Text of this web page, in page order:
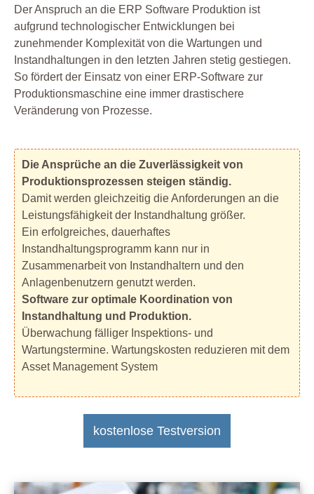
Der Anspruch an die ERP Software Produktion ist
aufgrund technologischer Entwicklungen bei
zunehmender Komplexität von die Wartungen und
Instandhaltungen in den letzten Jahren stetig gestiegen.
So fördert der Einsatz von einer ERP-Software zur
Produktionsmaschine eine immer drastischere
Veränderung von Prozesse.
Die Ansprüche an die Zuverlässigkeit von
Produktionsprozessen steigen ständig.
Damit werden gleichzeitig die Anforderungen an die
Leistungsfähigkeit der Instandhaltung größer.
Ein erfolgreiches, dauerhaftes
Instandhaltungsprogramm kann nur in
Zusammenarbeit von Instandhaltern und den
Anlagenbenutzern genutzt werden.
Software zur optimale Koordination von
Instandhaltung und Produktion.
Überwachung fälliger Inspektions- und
Wartungstermine. Wartungskosten reduzieren mit dem
Asset Management System
kostenlose Testversion